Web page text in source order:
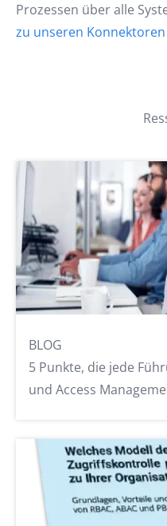
Prozessen über alle
zu unseren Konnektoren
BLOG
5 Punkte, die jede
und Access